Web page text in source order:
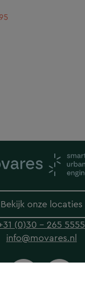
Bekijk onze locaties
(0)30 - 265 5555
info@movares.nl